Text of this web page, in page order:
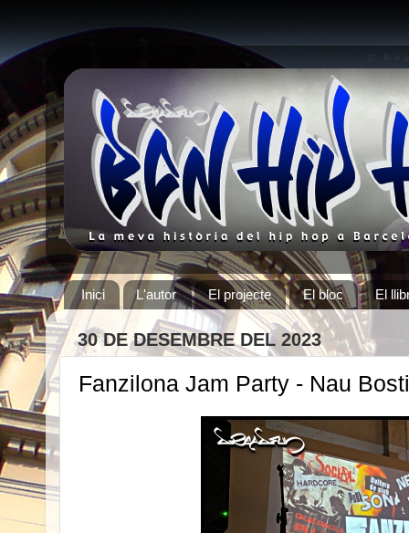
Inici L'autor El projecte El bloc El
30 DE DESEMBRE DEL 2023
Fanzilona Jam Party - Nau